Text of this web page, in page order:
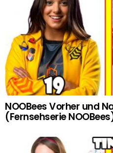
NOOBees Vorher und
(Fernsehserie